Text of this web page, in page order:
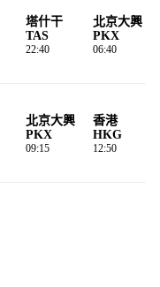
塔什干
TAS
22:40
北京大興
PKX
06:40
北京大興
PKX
09:15
香港
HKG
12:50